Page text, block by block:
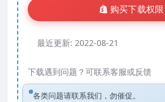
购买下载权限
最近更新: 2022-08-21
下载遇到问题？可联系客服或反馈
各类问题请联系我们，勿催促。